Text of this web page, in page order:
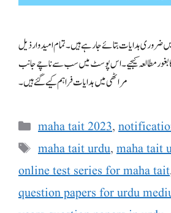
ضروری ہدایات بتائے جا رہے ہیں۔ تمام امیدوار ذیل
بغور مطالعہ کیجیے۔ اس پوسٹ میں سب سے ناچے جانب
مراٹھی میں ہدایات فراہم کیے گئے ہیں ۔
Categories
maha tait 2023,
Tags
maha tait urdu, maha tait
online test series for maha tait
question papers for urdu